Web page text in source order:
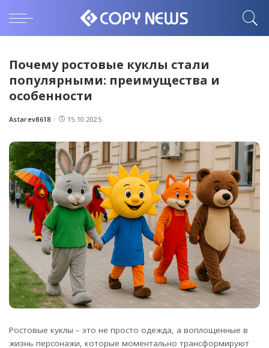
Почему ростовые куклы стали
популярными: преимущества и
особенности
Posted
Astarev8618 15.10.2025
Ростовые куклы – это не просто одежда, а воплощенные в
жизнь персонажи, которые моментально трансформируют